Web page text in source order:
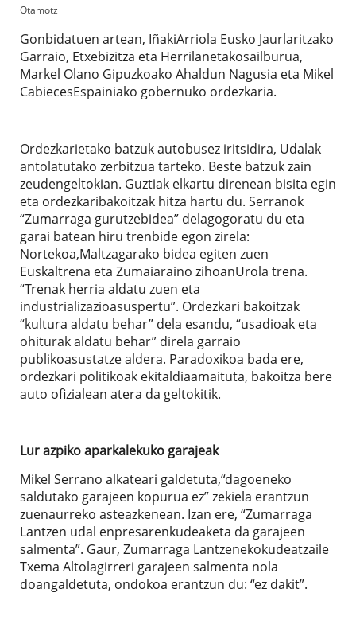
Otamotz
Gonbidatuen artean, IñakiArriola Eusko Jaurlaritzako
Garraio, Etxebizitza eta Herrilanetakosailburua,
Markel Olano Gipuzkoako Ahaldun Nagusia eta Mikel
CabiecesEspainiako gobernuko ordezkaria.
Ordezkarietako batzuk autobusez iritsidira, Udalak
antolatutako zerbitzua tarteko. Beste batzuk zain
zeudengeltokian. Guztiak elkartu direnean bisita egin
eta ordezkaribakoitzak hitza hartu du. Serranok
“Zumarraga gurutzebidea” delagogoratu du eta
garai batean hiru trenbide egon zirela:
Nortekoa,Maltzagarako bidea egiten zuen
Euskaltrena eta Zumaiaraino zihoanUrola trena.
“Trenak herria aldatu zuen eta
industrializazioasuspertu”. Ordezkari bakoitzak
“kultura aldatu behar” dela esandu, “usadioak eta
ohiturak aldatu behar” direla garraio
publikoasustatze aldera. Paradoxikoa bada ere,
ordezkari politikoak ekitaldiaamaituta, bakoitza bere
auto ofizialean atera da geltokitik.
Lur azpiko aparkalekuko garajeak
Mikel Serrano alkateari galdetuta,“dagoeneko
saldutako garajeen kopurua ez” zekiela erantzun
zuenaurreko asteazkenean. Izan ere, “Zumarraga
Lantzen udal enpresarenkudeaketa da garajeen
salmenta”. Gaur, Zumarraga Lantzenekokudeatzaile
Txema Altolagirreri garajeen salmenta nola
doangaldetuta, ondokoa erantzun du: “ez dakit”.